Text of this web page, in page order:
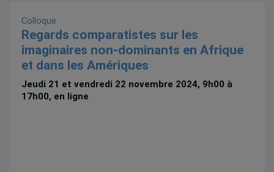
Colloque
Regards comparatistes sur les
imaginaires non-dominants en Afrique
et dans les Amériques
Jeudi 21 et vendredi 22 novembre 2024, 9h00 à
17h00, en ligne